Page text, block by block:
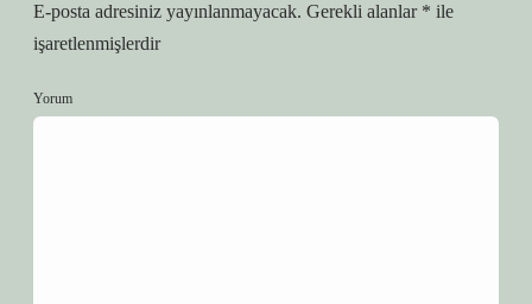
E-posta adresiniz yayınlanmayacak. Gerekli alanlar * ile
işaretlenmişlerdir
Yorum